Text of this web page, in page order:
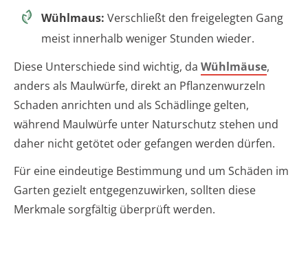
Wühlmaus: Verschließt den freigelegten Gang
meist innerhalb weniger Stunden wieder.
Diese Unterschiede sind wichtig, da Wühlmäuse,
anders als Maulwürfe, direkt an Pflanzenwurzeln
Schaden anrichten und als Schädlinge gelten,
während Maulwürfe unter Naturschutz stehen und
daher nicht getötet oder gefangen werden dürfen.
Für eine eindeutige Bestimmung und um Schäden im
Garten gezielt entgegenzuwirken, sollten diese
Merkmale sorgfältig überprüft werden.